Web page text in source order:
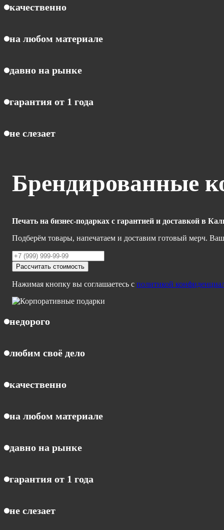
качественно
на любом материале
давно на рынке
гарантия от 1 года
не слезает
Брендированные
Печать на бизнес-подарках с гарантией и доставкой в
Подберём товары, напечатаем и доставим готовый мерч.
Рассчитать стоимость
Нажимая кнопку вы соглашаетесь с политикой
недорого
любим своё дело
качественно
на любом материале
давно на рынке
гарантия от 1 года
не слезает